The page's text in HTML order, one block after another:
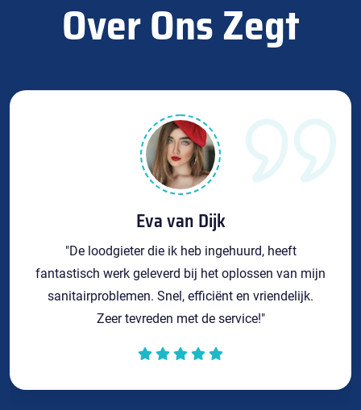
Over Ons Zegt
Eva van Dijk
"De loodgieter die ik heb ingehuurd, heeft
fantastisch werk geleverd bij het oplossen van mijn
sanitairproblemen. Snel, efficiënt en vriendelijk.
Zeer tevreden met de service!"